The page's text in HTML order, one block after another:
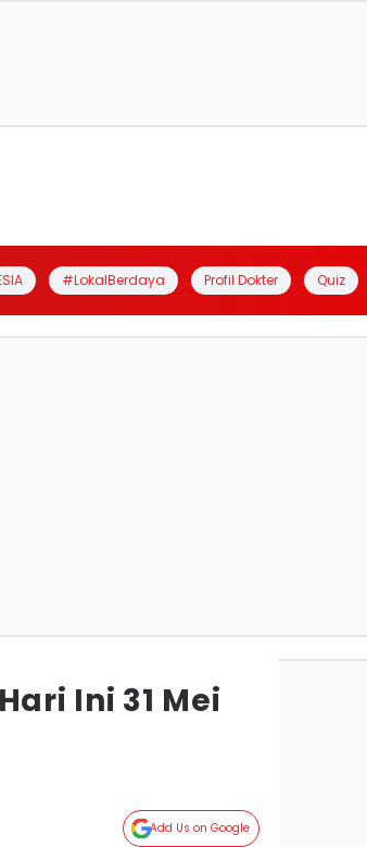
#LokalBerdaya Profil Dokter Quiz
Ini 31 Mei
Add Us on Google